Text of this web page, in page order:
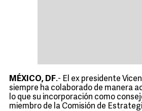
MÉXICO, DF.- El ex presidente
siempre ha colaborado de manera
lo que su incorporación como
miembro de la Comisión de